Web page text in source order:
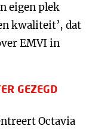
eigen plek
kwaliteit’, dat
EMVI in
GEZEGD
Octavia